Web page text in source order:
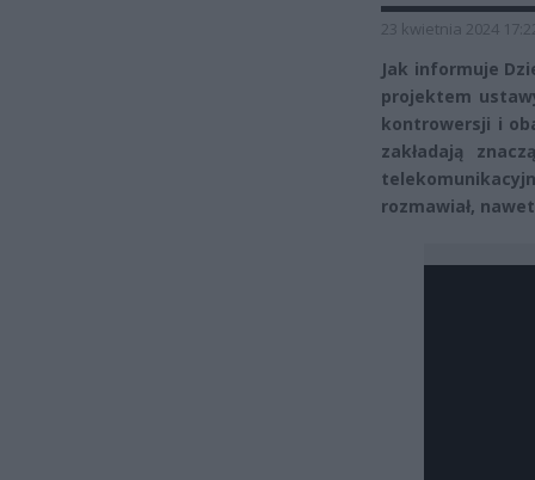
23 kwietnia 2024
Jak informuje
projektem
kontrowersji i
zakładają
rozmawiał,